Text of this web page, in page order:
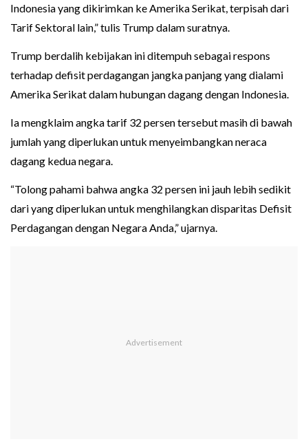
Indonesia yang dikirimkan ke Amerika Serikat, terpisah dari
Tarif Sektoral lain,” tulis Trump dalam suratnya.
Trump berdalih kebijakan ini ditempuh sebagai respons
terhadap defisit perdagangan jangka panjang yang dialami
Amerika Serikat dalam hubungan dagang dengan Indonesia.
Ia mengklaim angka tarif 32 persen tersebut masih di bawah
jumlah yang diperlukan untuk menyeimbangkan neraca
dagang kedua negara.
“Tolong pahami bahwa angka 32 persen ini jauh lebih sedikit
dari yang diperlukan untuk menghilangkan disparitas Defisit
Perdagangan dengan Negara Anda,” ujarnya.